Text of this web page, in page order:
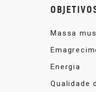
Massa
Energia
Qualidade